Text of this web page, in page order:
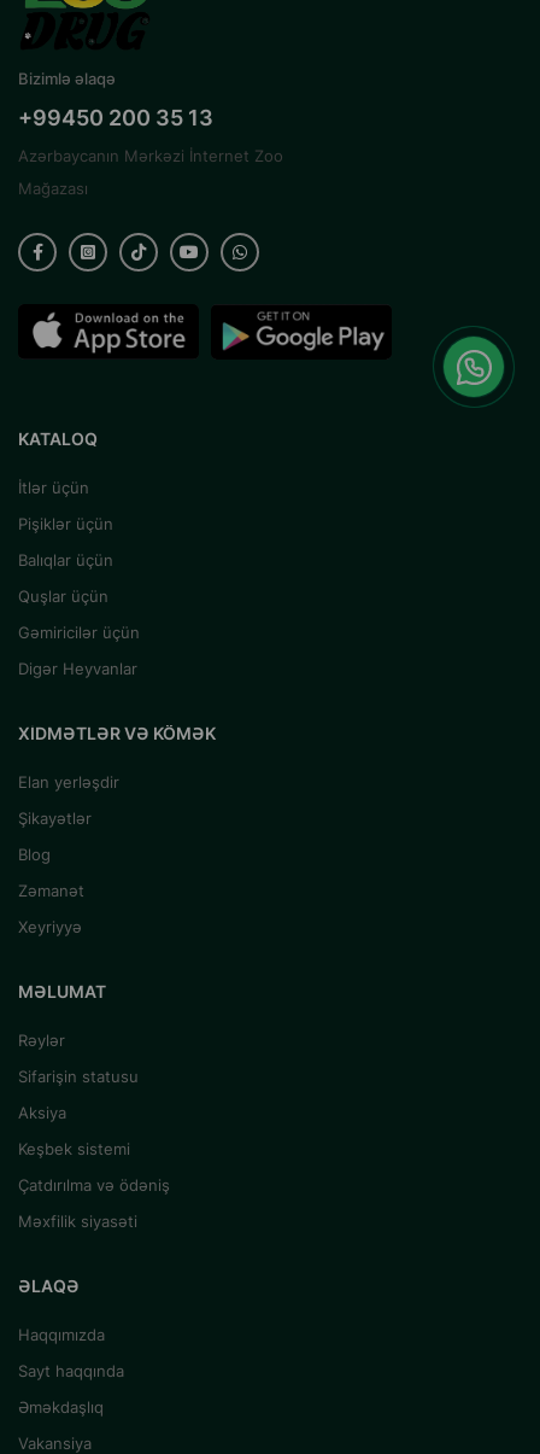
Bizimlə əlaqə
+99450 200 35 13
Azərbaycanın Mərkəzi İnternet Zoo
Mağazası
KATALOQ
İtlər üçün
Pişiklər üçün
Balıqlar üçün
Quşlar üçün
Gəmiricilər üçün
Digər Heyvanlar
XIDMƏTLƏR VƏ KÖMƏK
Elan yerləşdir
Şikayətlər
Blog
Zəmanət
Xeyriyyə
MƏLUMAT
Rəylər
Sifarişin statusu
Aksiya
Keşbek sistemi
Çatdırılma və ödəniş
Məxfilik siyasəti
ƏLAQƏ
Haqqımızda
Sayt haqqında
Əməkdaşlıq
Vakansiya